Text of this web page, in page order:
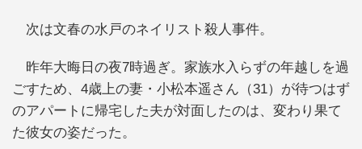
次は文春の水戸のネイリスト殺人事件。
昨年大晦日の夜7時過ぎ。家族水入らずの年越しを過
ごすため、4歳上の妻・小松本遥さん（31）が待つはず
のアパートに帰宅した夫が対面したのは、変わり果て
た彼女の姿だった。